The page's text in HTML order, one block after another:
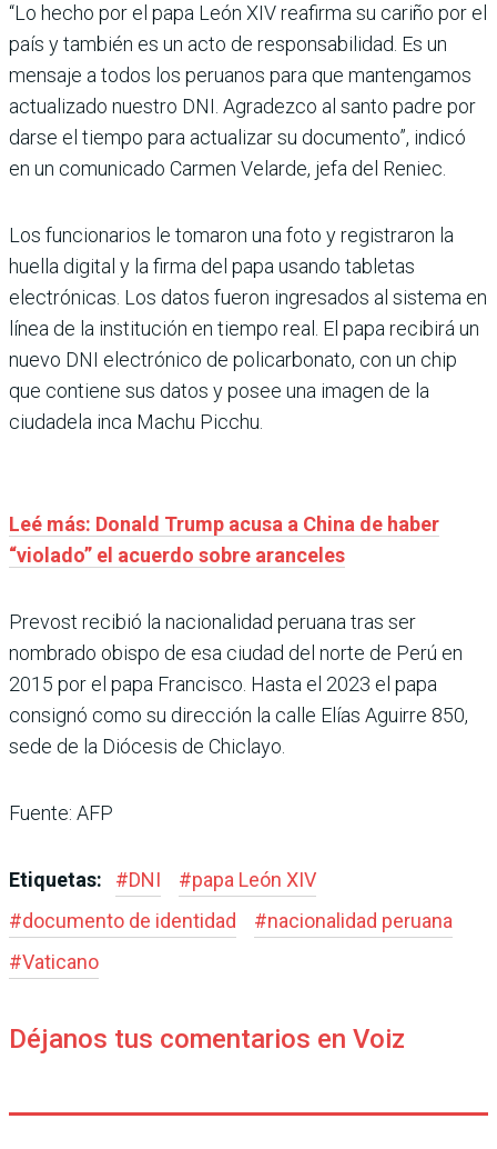
“Lo hecho por el papa León XIV reafirma su cariño por el
país y también es un acto de responsabilidad. Es un
mensaje a todos los peruanos para que mantengamos
actualizado nuestro DNI. Agradezco al santo padre por
darse el tiempo para actualizar su documento”, indicó
en un comunicado Carmen Velarde, jefa del Reniec.
Los funcionarios le tomaron una foto y registraron la
huella digital y la firma del papa usando tabletas
electrónicas. Los datos fueron ingresados al sistema en
línea de la institución en tiempo real. El papa recibirá un
nuevo DNI electrónico de policarbonato, con un chip
que contiene sus datos y posee una imagen de la
ciudadela inca Machu Picchu.
Leé más: Donald Trump acusa a China de haber
“violado” el acuerdo sobre aranceles
Prevost recibió la nacionalidad peruana tras ser
nombrado obispo de esa ciudad del norte de Perú en
2015 por el papa Francisco. Hasta el 2023 el papa
consignó como su dirección la calle Elías Aguirre 850,
sede de la Diócesis de Chiclayo.
Fuente: AFP
Etiquetas: #DNI #papa León XIV
#documento de identidad #nacionalidad peruana
#Vaticano
Déjanos tus comentarios en Voiz